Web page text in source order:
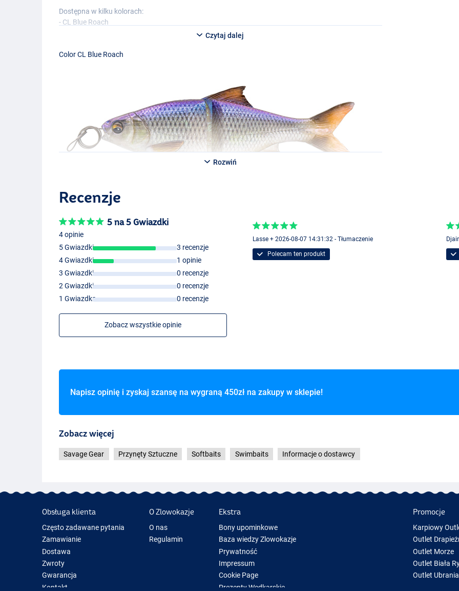
Color Lemon Roach
Dostępna w kilku kolorach:
- CL Blue Roach
- Lemon Roach
Czytaj dalej
Color CL Blue Roach
Color Fire Roach
Color Albino Roach
Rozwiń
Recenzje
5 na 5 Gwiazdki
4 opinie
5 Gwiazdki
3 recenzje
4 Gwiazdki
1 opinie
3 Gwiazdki
0 recenzje
2 Gwiazdki
0 recenzje
1 Gwiazdka
0 recenzje
Zobacz wszystkie opinie
Lasse + 2026-08-07 14:31:32 - Tłumaczenie
Polecam ten produkt
Napisz opinię i zyskaj szansę na wygraną 450zł na zakupy w sklepie!
Zobacz więcej
Savage Gear Przynęty Sztuczne Softbaits Swimbaits Informacje o dostawcy
Obsługa klienta
Często zadawane pytania
Zamawianie
Dostawa
Zwroty
Gwarancja
Kontakt
O Zlowokazje
O nas
Regulamin
Ekstra
Bony upominkowe
Baza wiedzy Zlowokazje
Prywatność
Impressum
Cookie Page
Prezenty Wędkarskie
Promocje
Karpiowy
Outlet
Outlet Morze
Outlet Biała
Outlet Ubrania